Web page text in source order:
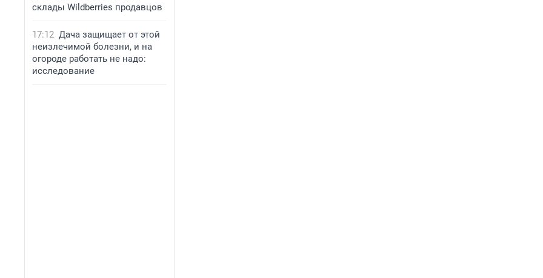
склады Wildberries продавцов
17:12 Дача защищает от этой
неизлечимой болезни, и на
огороде работать не надо:
исследование